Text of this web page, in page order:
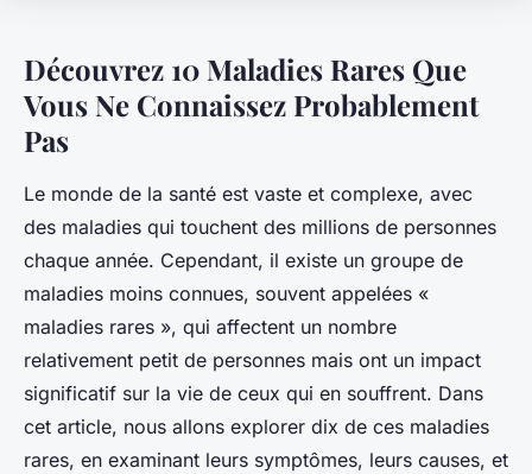
Découvrez 10 Maladies Rares Que
Vous Ne Connaissez Probablement
Pas
Le monde de la santé est vaste et complexe, avec
des maladies qui touchent des millions de personnes
chaque année. Cependant, il existe un groupe de
maladies moins connues, souvent appelées «
maladies rares », qui affectent un nombre
relativement petit de personnes mais ont un impact
significatif sur la vie de ceux qui en souffrent. Dans
cet article, nous allons explorer dix de ces maladies
rares, en examinant leurs symptômes, leurs causes, et